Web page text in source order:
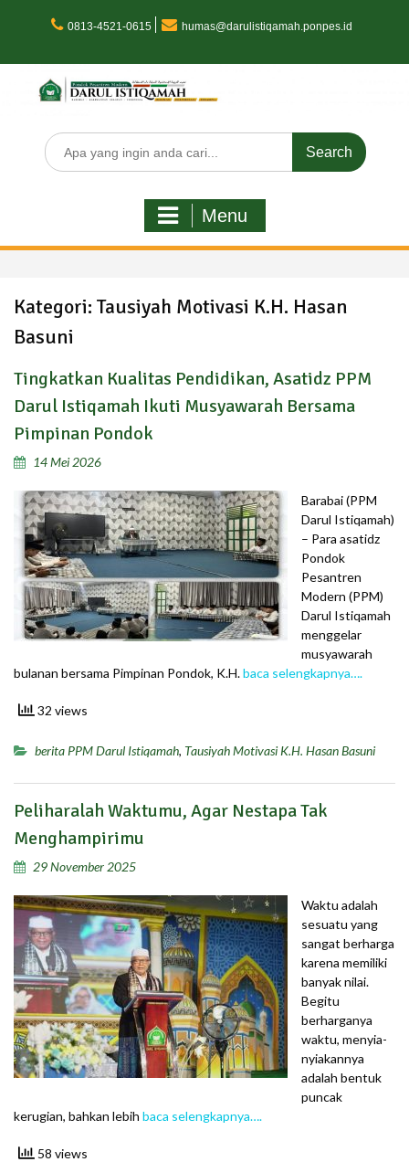
0813-4521-0615 humas@darulistiqamah.ponpes.id
Search
for:
Menu
Kategori: Tausiyah Motivasi K.H. Hasan
Basuni
Tingkatkan Kualitas Pendidikan, Asatidz PPM
Darul Istiqamah Ikuti Musyawarah Bersama
Pimpinan Pondok
14 Mei 2026
Barabai (PPM
Darul Istiqamah)
– Para asatidz
Pondok
Pesantren
Modern (PPM)
Darul Istiqamah
menggelar
musyawarah
bulanan bersama Pimpinan Pondok, K.H.baca selengkapnya….
32 views
berita PPM Darul Istiqamah, Tausiyah Motivasi K.H. Hasan Basuni
Peliharalah Waktumu, Agar Nestapa Tak
Menghampirimu
29 November 2025
Waktu adalah
sesuatu yang
sangat berharga
karena memiliki
banyak nilai.
Begitu
berharganya
waktu, menyia-
nyiakannya
adalah bentuk
puncak
kerugian, bahkan lebih baca selengkapnya….
58 views